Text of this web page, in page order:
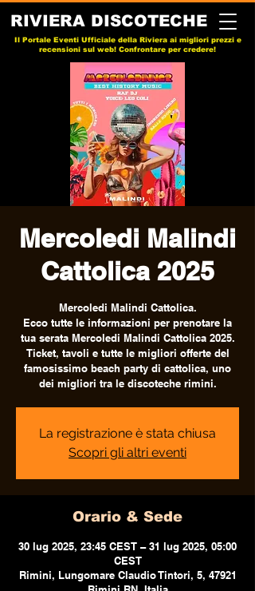
RIVIERA DISCOTECHE
Il Portale Eventi Ufficiale della Riviera ai migliori prezzi e
recensioni sul web! Confrontare per credere!
Mercoledi Malindi
Cattolica 2025
Mercoledi Malindi Cattolica.
Ecco tutte le informazioni per prenotare la
tua serata Mercoledi Malindi Cattolica 2025.
Ticket, tavoli e tutte le migliori offerte del
famosissimo beach party di cattolica, uno
dei migliori tra le discoteche rimini.
La registrazione è stata chiusa
Scopri gli altri eventi
Orario & Sede
30 lug 2025, 23:45 CEST – 31 lug 2025, 05:00
CEST
Rimini, Lungomare Claudio Tintori, 5, 47921